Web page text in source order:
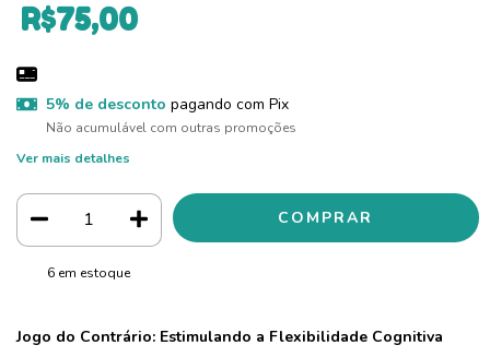
R$75,00
5% de desconto pagando com Pix
Não acumulável com outras promoções
Ver mais detalhes
6 em estoque
Jogo do Contrário: Estimulando a Flexibilidade Cognitiva